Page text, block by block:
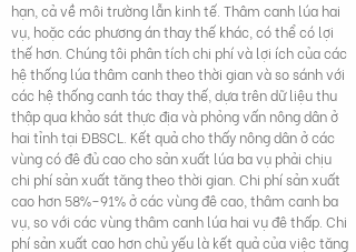
hạn, cả về môi trường lẫn kinh tế. Thâm canh lúa hai
vụ, hoặc các phương án thay thế khác, có thể có lợi
thế hơn. Chúng tôi phân tích chi phí và lợi ích của các
hệ thống lúa thâm canh theo thời gian và so sánh với
các hệ thống canh tác thay thế, dựa trên dữ liệu thu
thập qua khảo sát thực địa và phỏng vấn nông dân ở
hai tỉnh tại ĐBSCL. Kết quả cho thấy nông dân ở các
vùng có đê đủ cao cho sản xuất lúa ba vụ phải chịu
chi phí sản xuất tăng theo thời gian. Chi phí sản xuất
cao hơn 58%–91% ở các vùng đê cao, thâm canh ba
vụ, so với các vùng thâm canh lúa hai vụ đê thấp. Chi
phí sản xuất cao hơn chủ yếu là kết quả của việc tăng